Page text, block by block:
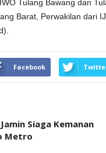
Tulang Bawang dan
Barat, Perwakilan dari
Facebook
Siaga Kemanan
Metro